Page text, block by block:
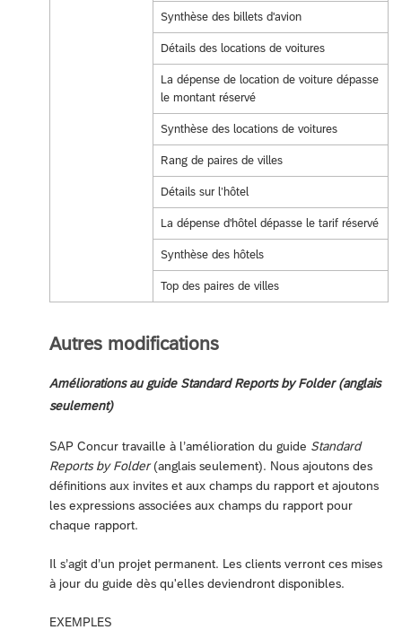
Synthèse des billets d'avion
Détails des locations de voitures
La dépense de location de voiture dépasse
le montant réservé
Synthèse des locations de voitures
Rang de paires de villes
Détails sur l’hôtel
La dépense d'hôtel dépasse le tarif réservé
Synthèse des hôtels
Top des paires de villes
Autres modifications
Améliorations au guide Standard Reports by Folder (anglais
seulement)
SAP Concur travaille à l’amélioration du guide Standard
Reports by Folder(anglais seulement). Nous ajoutons des
définitions aux invites et aux champs du rapport et ajoutons
les expressions associées aux champs du rapport pour
chaque rapport.
Il s’agit d’un projet permanent. Les clients verront ces mises
à jour du guide dès qu'elles deviendront disponibles.
EXEMPLES